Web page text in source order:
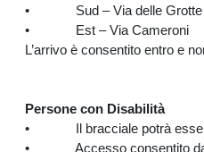
• Sud – Via delle Grotte
• Est – Via Cameroni
L’arrivo è consentito entro e
Persone con Disabilità
• Il bracciale potrà essere
• Accesso consentito da